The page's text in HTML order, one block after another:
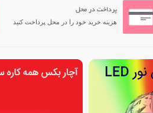
پرداخت در محل
هزینه خرید خود را در محل پرداخت کنید